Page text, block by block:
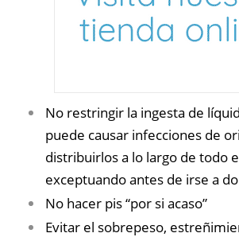
No restringir la ingesta de
puede causar infecciones de
distribuirlos a lo largo de todo
exceptuando antes de irse a
No hacer pis “por si acaso”
Evitar el sobrepeso,